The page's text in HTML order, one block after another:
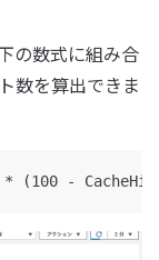
の数式に組み合
数を算出できま